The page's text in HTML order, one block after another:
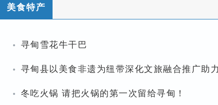
美食特产
· 寻甸雪花牛干巴
· 寻甸县以美食非遗为纽带深化文旅融合推广助
· 冬吃火锅 请把火锅的第一次留给寻甸！